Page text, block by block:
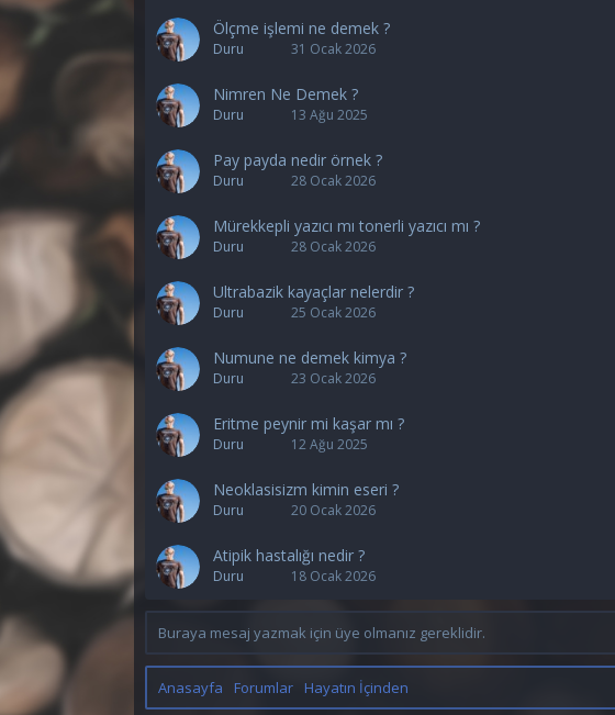
Ölçme işlemi ne demek ?
Duru 31 Ocak 2026
Nimren Ne Demek ?
Duru 13 Ağu 2025
Pay payda nedir örnek ?
Duru 28 Ocak 2026
Mürekkepli yazıcı mı tonerli yazıcı mı ?
Duru 28 Ocak 2026
Ultrabazik kayaçlar nelerdir ?
Duru 25 Ocak 2026
Numune ne demek kimya ?
Duru 23 Ocak 2026
Eritme peynir mi kaşar mı ?
Duru 12 Ağu 2025
Neoklasisizm kimin eseri ?
Duru 20 Ocak 2026
Atipik hastalığı nedir ?
Duru 18 Ocak 2026
Buraya mesaj yazmak için üye olmanız gereklidir.
Anasayfa Forumlar Hayatın İçinden